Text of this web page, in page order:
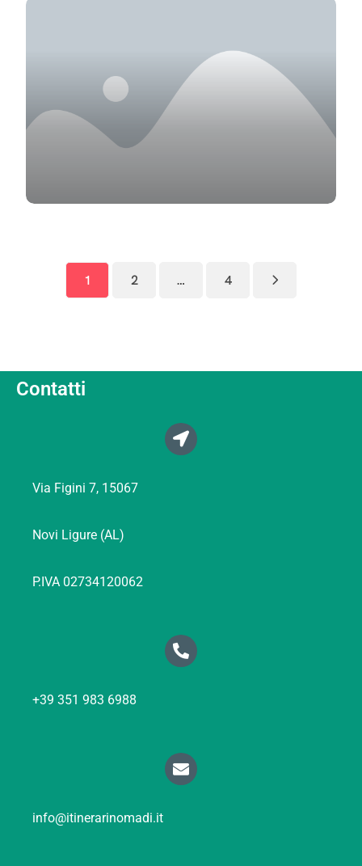
1 2 … 4
Contatti
Via Figini 7, 15067
Novi Ligure (AL)
P.IVA 02734120062
+39 351 983 6988
info@itinerarinomadi.it